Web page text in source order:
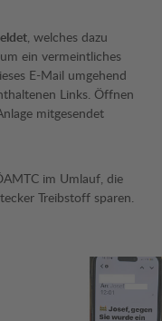
, welches dazu
ein vermeintliches
E-Mail umgehend
Links. Öffnen
mitgesendet
im Umlauf, die
Treibstoff sparen.